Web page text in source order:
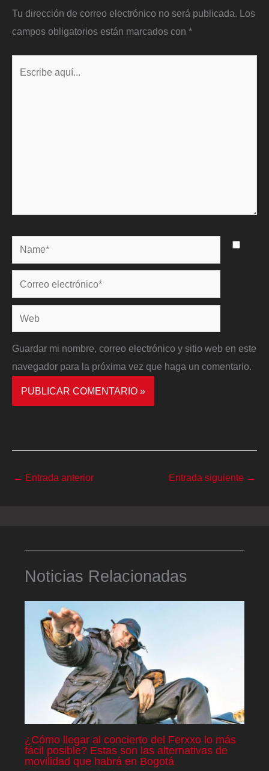
Tu dirección de correo electrónico no será publicada. Los
campos obligatorios están marcados con *
Name*
Correo
electrónico*
Web
Guardar mi nombre, correo electrónico y sitio web en este
navegador para la próxima vez que haga un comentario.
← Entrada anterior Entrada siguiente →
Noticias Relacionadas
¿Cómo llegar al concierto del Ferxxo lo más
fácil posible? Estas son las alternativas de
movilidad que habrá en Bogotá